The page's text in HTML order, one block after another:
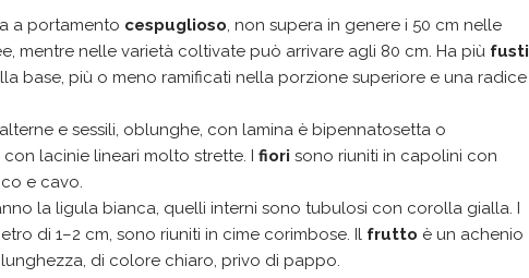
a portamento cespuglioso, non supera in genere i 50 cm nelle
mentre nelle varietà coltivate può arrivare agli 80 cm. Ha più fusti
base, più o meno ramificati nella porzione superiore e una radice
e sessili, oblunghe, con lamina è bipennatosetta o
lacinie lineari molto strette. I fiori sono riuniti in capolini con
e cavo.
la ligula bianca, quelli interni sono tubulosi con corolla gialla. I
di 1–2 cm, sono riuniti in cime corimbose. Il frutto è un achenio
lunghezza, di colore chiaro, privo di pappo.